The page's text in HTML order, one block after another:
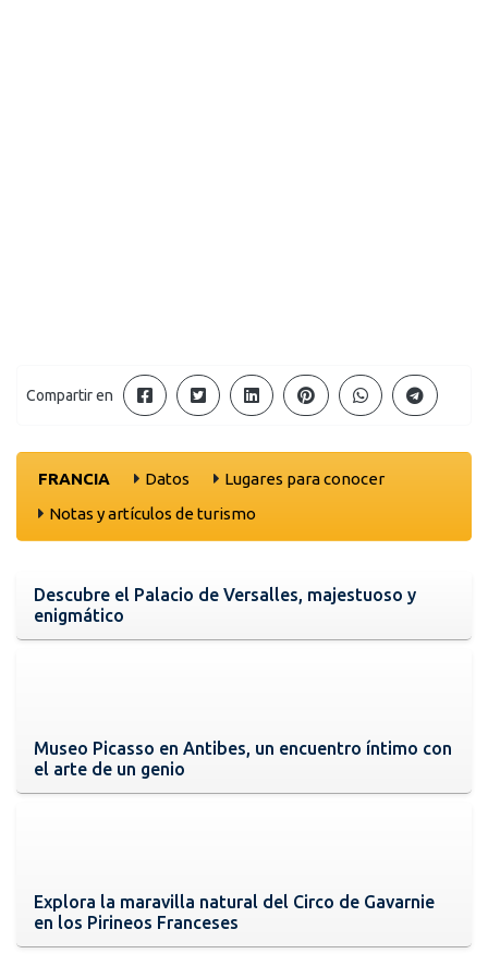
Compartir en
FRANCIA Datos
Lugares para conocer
Notas y artículos de turismo
Descubre el Palacio de Versalles, majestuoso y
enigmático
Museo Picasso en Antibes, un encuentro íntimo con
el arte de un genio
Explora la maravilla natural del Circo de Gavarnie
en los Pirineos Franceses